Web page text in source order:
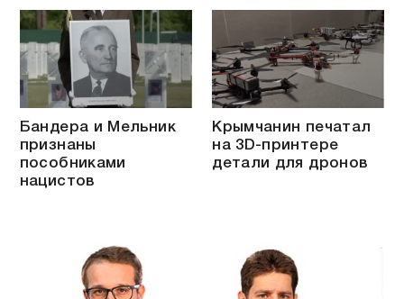
Бандера и Мельник
признаны
пособниками
нацистов
Крымчанин печатал
на 3D-принтере
детали для дронов